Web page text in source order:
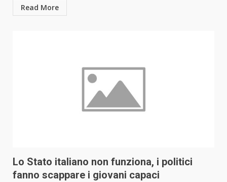
Read More
Lo Stato italiano non funziona, i politici
fanno scappare i giovani capaci